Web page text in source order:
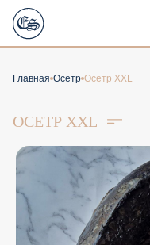
Главная Осетр Осетр XXL
ОСЕТР XXL